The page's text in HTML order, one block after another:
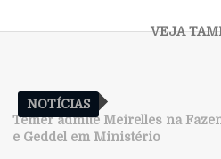
NOTÍCIAS
Temer admite Meirelles na
e Geddel em Ministério